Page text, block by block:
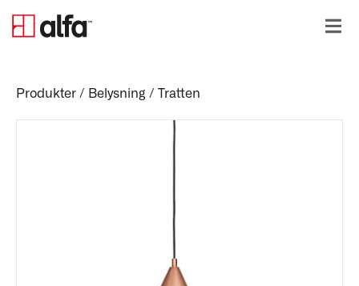
Produkter / Belysning / Tratten